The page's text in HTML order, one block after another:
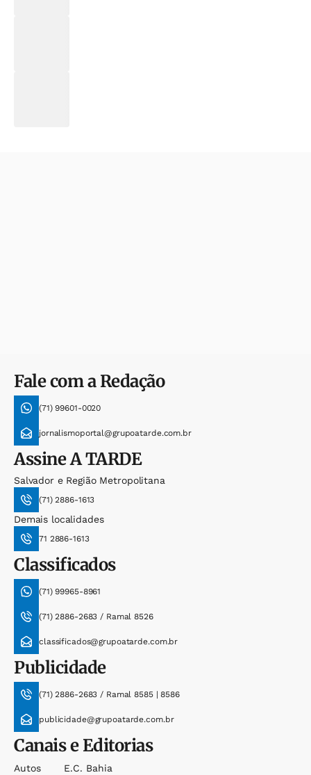
Fale com a Redação
(71) 99601-0020
jornalismoportal@grupoatarde.com.br
AssineA TARDE
Salvador e Região Metropolitana
(71) 2886-1613
Demais localidades
71 2886-1613
Classificados
(71) 99965-8961
(71) 2886-2683 / Ramal 8526
classificados@grupoatarde.com.br
Publicidade
(71) 2886-2683 / Ramal 8585 | 8586
publicidade@grupoatarde.com.br
Canais e Editorias
Autos E.c. Bahia